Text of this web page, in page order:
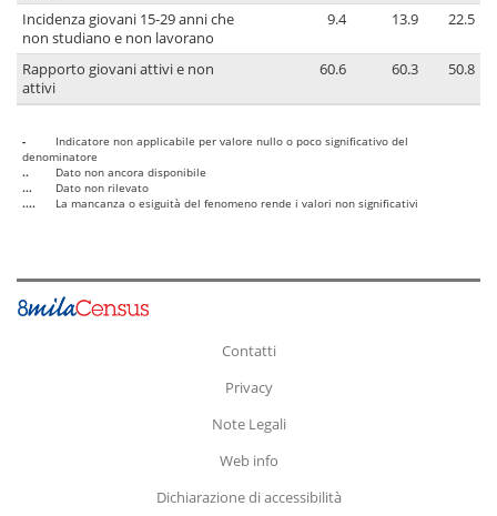
Incidenza giovani 15-29 anni che
non studiano e non lavorano
9.4 13.9 22.5
Rapporto giovani attivi e non
attivi
60.6 60.3 50.8
-
Indicatore non applicabile per valore nullo o poco significativo del
denominatore
..
Dato non ancora disponibile
...
Dato non rilevato
....
La mancanza o esiguità del fenomeno rende i valori non significativi
Contatti
Privacy
Note Legali
Web info
Dichiarazione di accessibilità